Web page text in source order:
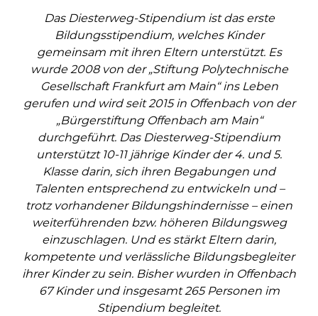
Das Diesterweg-Stipendium ist das erste
Bildungsstipendium, welches Kinder
gemeinsam mit ihren Eltern unterstützt. Es
wurde 2008 von der „Stiftung Polytechnische
Gesellschaft Frankfurt am Main“ ins Leben
gerufen und wird seit 2015 in Offenbach von der
„Bürgerstiftung Offenbach am Main“
durchgeführt. Das Diesterweg-Stipendium
unterstützt 10-11 jährige Kinder der 4. und 5.
Klasse darin, sich ihren Begabungen und
Talenten entsprechend zu entwickeln und –
trotz vorhandener Bildungshindernisse – einen
weiterführenden bzw. höheren Bildungsweg
einzuschlagen. Und es stärkt Eltern darin,
kompetente und verlässliche Bildungsbegleiter
ihrer Kinder zu sein. Bisher wurden in Offenbach
67 Kinder und insgesamt 265 Personen im
Stipendium begleitet.